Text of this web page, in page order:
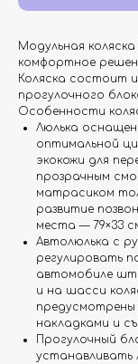
Модульная
комфортное
Коляска состоит
прогулочного
Особенности
Люлька
оптимальной
экокожи для
прозрачным
матрасиком
развитие
места — 79×33
Автолюлька с
регулировать
автомобиле
и на шасси
предусмотрены
накладками и
Прогулочный
устанавливать